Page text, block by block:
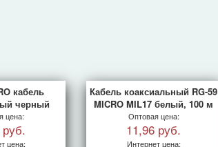
кабель
черный
цена:
цена:
Кабель коаксиальный RG-59
MICRO MIL17 белый, 100 м
Оптовая цена:
11,96 руб.
Интернет цена: